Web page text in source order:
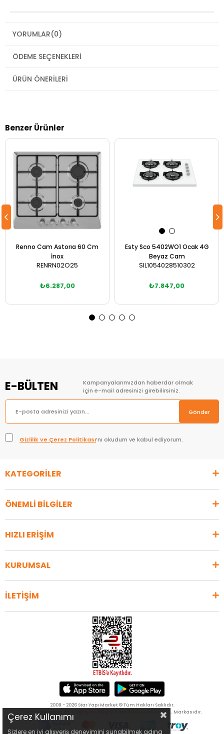
YORUMLAR(0)
ÖDEME SEÇENEKLERI
ÜRÜN ÖNERILERI
Benzer Ürünler
Renno Cam Astorıa 60 Cm
İnox
RENRN02O25
₺6.287,00
Esty Sco 5402WO1 Ocak 4G
Beyaz Cam
SIL1054028510302
₺7.847,00
E-BÜLTEN
Kampanyalarımızdan haberdar olmak
için e-mail adresinizi girebilirsiniz.
Gönder
Gizlilik ve Çerez Politikası’nı okudum ve kabul ediyorum.
KATEGORİLER
ÖNEMLİ BİLGİLER
HIZLI ERİŞİM
KURUMSAL
İLETİŞİM
2009 - 2026 Star Yapı Market © Tüm Hakları Saklıdır.
Çağlayan Ahşap Yapı Aksesuarları A.Ş. Markasıdır.
Çerez Kullanımı
Sizlere en iyi alışveriş deneyimini sunabilmek adına